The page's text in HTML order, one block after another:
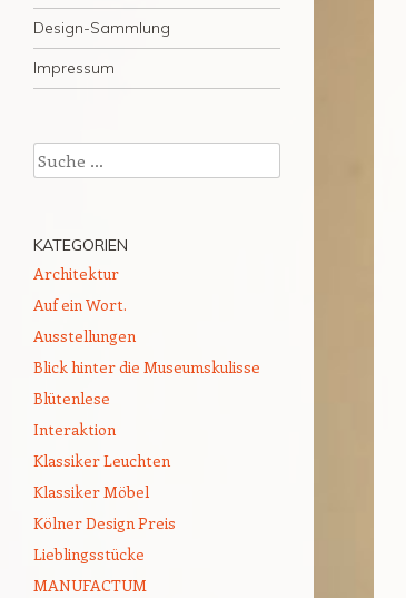
Design-Sammlung
Impressum
Suchen
KATEGORIEN
Architektur
Auf ein Wort.
Ausstellungen
Blick hinter die Museumskulisse
Blütenlese
Interaktion
Klassiker Leuchten
Klassiker Möbel
Kölner Design Preis
Lieblingsstücke
MANUFACTUM